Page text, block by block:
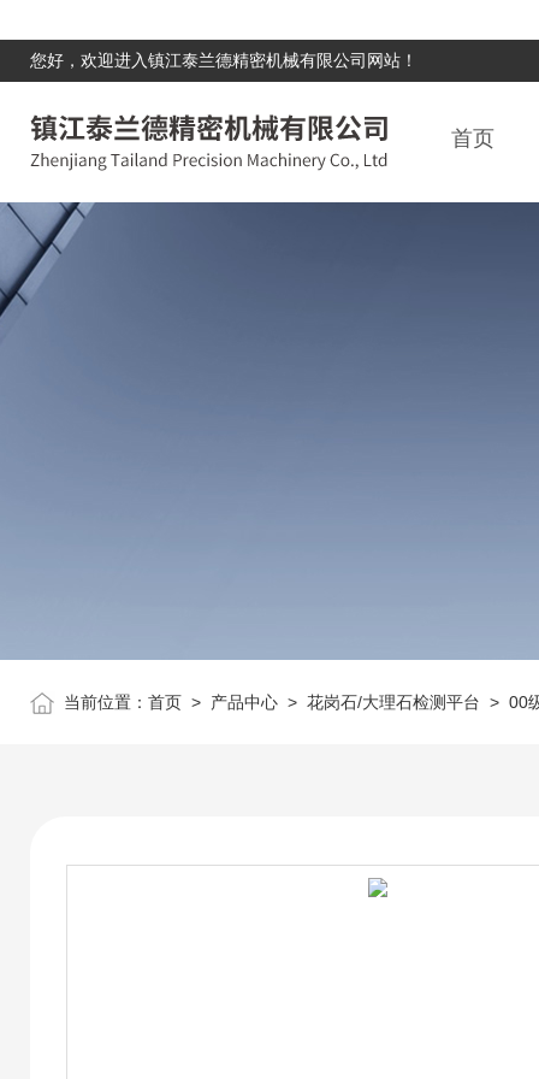
您好，欢迎进入镇江泰兰德精密机械有限公司网站！
首页
当前位置： 首页 > 产品中心 > 花岗石/大理石检测平台 > 00